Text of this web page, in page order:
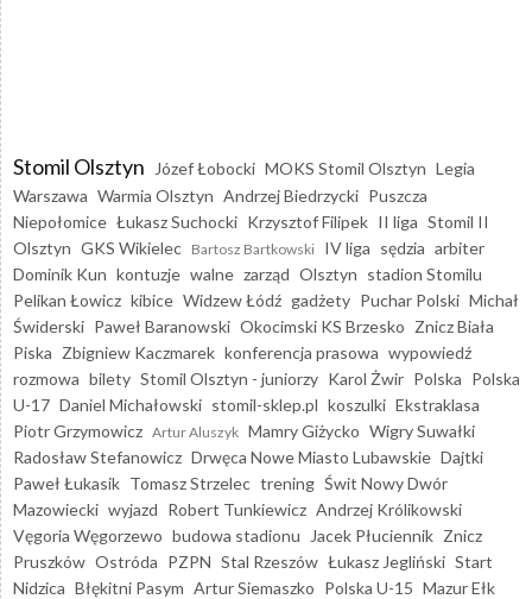
Stomil Olsztyn Józef Łobocki MOKS Stomil Olsztyn Legia
Warszawa Warmia Olsztyn Andrzej Biedrzycki Puszcza
Niepołomice Łukasz Suchocki Krzysztof Filipek II liga Stomil II
Olsztyn GKS Wikielec Bartosz Bartkowski IV liga sędzia arbiter
Dominik Kun kontuzje walne zarząd Olsztyn stadion Stomilu
Pelikan Łowicz kibice Widzew Łódź gadżety Puchar Polski Michał
Świderski Paweł Baranowski Okocimski KS Brzesko Znicz Biała
Piska Zbigniew Kaczmarek konferencja prasowa wypowiedź
rozmowa bilety Stomil Olsztyn - juniorzy Karol Żwir Polska Polska
U-17 Daniel Michałowski stomil-sklep.pl koszulki Ekstraklasa
Piotr Grzymowicz Artur Aluszyk Mamry Giżycko Wigry Suwałki
Radosław Stefanowicz Drwęca Nowe Miasto Lubawskie Dajtki
Paweł Łukasik Tomasz Strzelec trening Świt Nowy Dwór
Mazowiecki wyjazd Robert Tunkiewicz Andrzej Królikowski
Vęgoria Węgorzewo budowa stadionu Jacek Płuciennik Znicz
Pruszków Ostróda PZPN Stal Rzeszów Łukasz Jegliński Start
Nidzica Błękitni Pasym Artur Siemaszko Polska U-15 Mazur Ełk